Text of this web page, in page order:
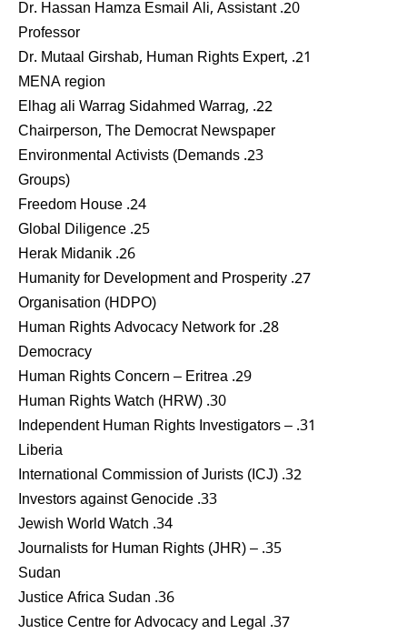
20. Dr. Hassan Hamza Esmail Ali, Assistant
Professor
21. Dr. Mutaal Girshab, Human Rights Expert,
MENA region
22. Elhag ali Warrag Sidahmed Warrag,
Chairperson, The Democrat Newspaper
23. Environmental Activists (Demands
Groups)
24. Freedom House
25. Global Diligence
26. Herak Midanik
27. Humanity for Development and Prosperity
Organisation (HDPO)
28. Human Rights Advocacy Network for
Democracy
29. Human Rights Concern – Eritrea
30. Human Rights Watch (HRW)
31. Independent Human Rights Investigators –
Liberia
32. International Commission of Jurists (ICJ)
33. Investors against Genocide
34. Jewish World Watch
35. Journalists for Human Rights (JHR) –
Sudan
36. Justice Africa Sudan
37. Justice Centre for Advocacy and Legal